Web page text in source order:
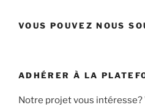
VOUS POUVEZ NOUS
ADHÉRER À LA
Notre projet vous